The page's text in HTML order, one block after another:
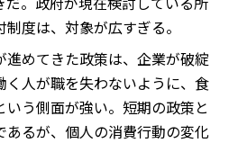
度は、対象が広すぎる。
進めてきた政策は、企業が破綻
く人が職を失わないように、食
いう側面が強い。短期の政策と
あるが、個人の消費行動の変化